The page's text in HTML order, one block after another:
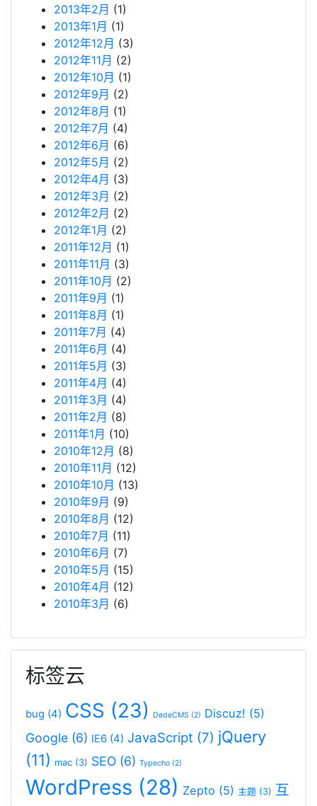
2013年2月 (1)
2013年1月 (1)
2012年12月 (3)
2012年11月 (2)
2012年10月 (1)
2012年9月 (2)
2012年8月 (1)
2012年7月 (4)
2012年6月 (6)
2012年5月 (2)
2012年4月 (3)
2012年3月 (2)
2012年2月 (2)
2012年1月 (2)
2011年12月 (1)
2011年11月 (3)
2011年10月 (2)
2011年9月 (1)
2011年8月 (1)
2011年7月 (4)
2011年6月 (4)
2011年5月 (3)
2011年4月 (4)
2011年3月 (4)
2011年2月 (8)
2011年1月 (10)
2010年12月 (8)
2010年11月 (12)
2010年10月 (13)
2010年9月 (9)
2010年8月 (12)
2010年7月 (11)
2010年6月 (7)
2010年5月 (15)
2010年4月 (12)
2010年3月 (6)
标签云
bug (4) CSS (23) DedeCMS (2) Discuz! (5)
Google (6) IE6 (4) JavaScript (7) jQuery
(11) mac (3) SEO (6) Typecho (2)
WordPress (28) Zepto (5) 主题 (3) 互